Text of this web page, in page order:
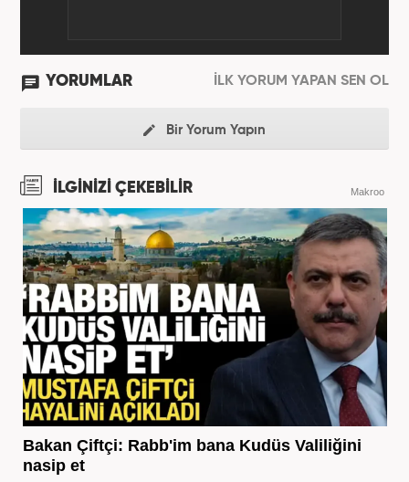
YORUMLAR İLK YORUM YAPAN SEN OL
Bir Yorum Yapın
İLGİNİZİ ÇEKEBİLİR Makroo
Bakan Çiftçi: Rabb'im bana Kudüs Valiliğini
nasip et